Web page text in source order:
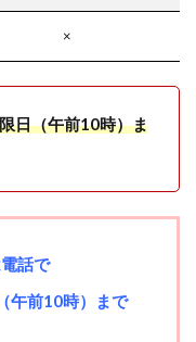
×
日（午前10時）ま
話で
午前10時）まで